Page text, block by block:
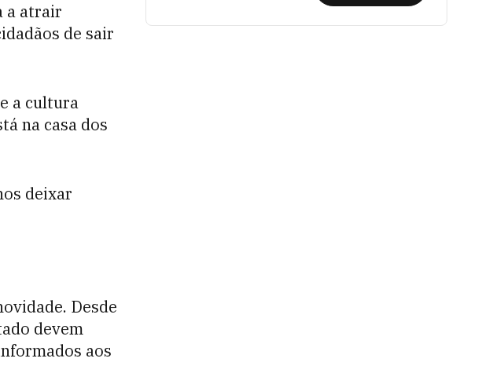
a atrair
de sair
a cultura
na casa dos
deixar
Desde
devem
aos